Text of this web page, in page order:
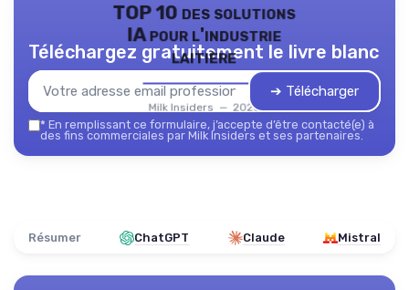
TOP 10 des solutions
IA pour l'industrie
laitière
Milk Insiders — 2026
Téléchargez gratuitement le livre blanc
➔ Télécharger
* En remplissant ce formulaire, j’accepte d’être contacté(e) à
des fins commerciales par Milk Insiders et ses partenaires.
Résumer ChatGPT Claude Mistral